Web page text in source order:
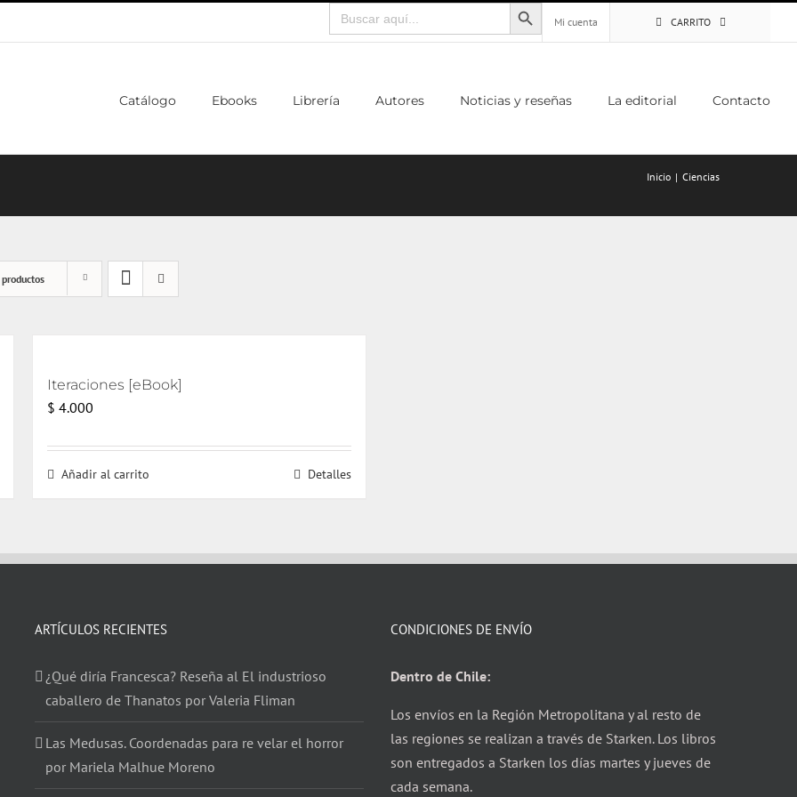
Buscar:
Mi cuenta
CARRITO
Catálogo Ebooks Librería Autores Noticias y reseñas La editorial Contacto
Inicio Ciencias
Iteraciones [eBook]
$ 4.000
Añadir al carrito Detalles
ARTÍCULOS RECIENTES
¿Qué diría Francesca? Reseña al El industrioso
caballero de Thanatos por Valeria Fliman
Las Medusas. Coordenadas para re velar el horror
por Mariela Malhue Moreno
CONDICIONES DE ENVÍO
Dentro de Chile:
Los envíos en la Región Metropolitana y al resto de
las regiones se realizan a través de Starken. Los libros
son entregados a Starken los días martes y jueves de
cada semana.